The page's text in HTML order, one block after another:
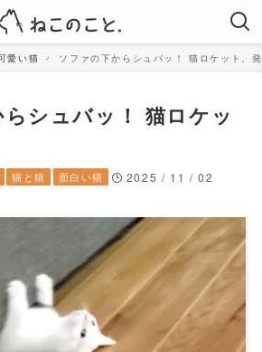
愛い猫 ソファの下からシュバッ！ 猫ロケット、
シュバッ！ 猫ロケッ
猫と猫 面白い猫 2025 / 11 / 02